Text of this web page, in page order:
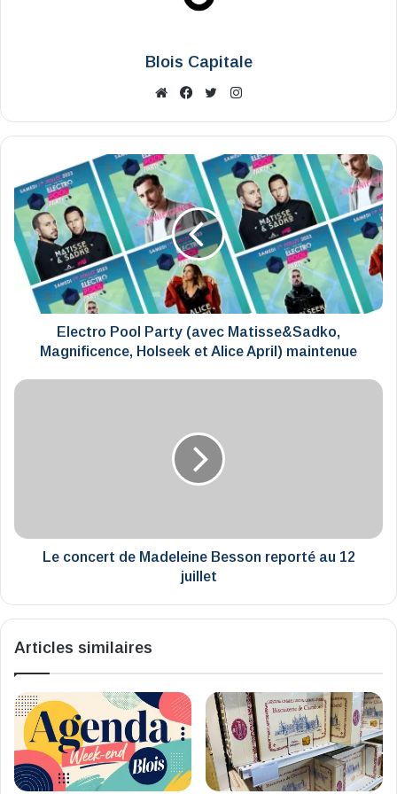
Blois Capitale
WebsiteFacebook
X
Pool
Party
(avec
Matisse&Sadko,
Magnificence,
Holseek
Alice
maintenue
Electro Pool Party (avec Matisse&Sadko,
Magnificence, Holseek et Alice April) maintenue
Le
juillet
Le concert de Madeleine Besson reporté au 12
juillet
Articles similaires